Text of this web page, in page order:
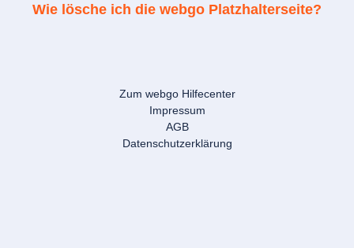
Wie lösche ich die webgo Platzhalterseite?
Zum webgo Hilfecenter
Impressum
AGB
Datenschutzerklärung